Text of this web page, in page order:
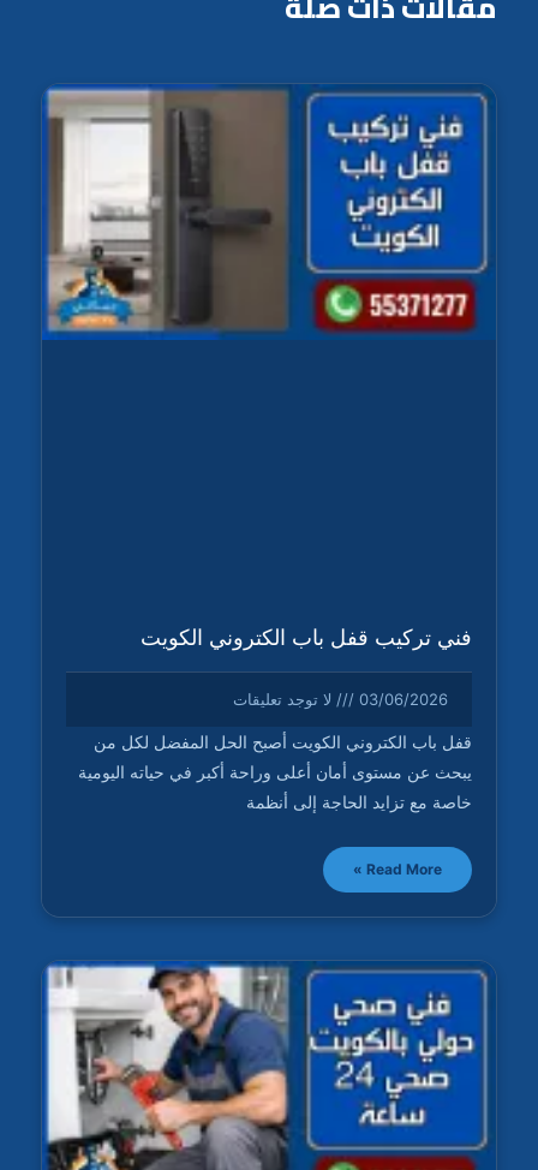
فني تركيب قفل باب الكتروني الكويت
03/06/2026 لا توجد تعليقات
قفل باب الكتروني الكويت أصبح الحل المفضل لكل من
يبحث عن مستوى أمان أعلى وراحة أكبر في حياته اليومية
خاصة مع تزايد الحاجة إلى أنظمة
Read More »